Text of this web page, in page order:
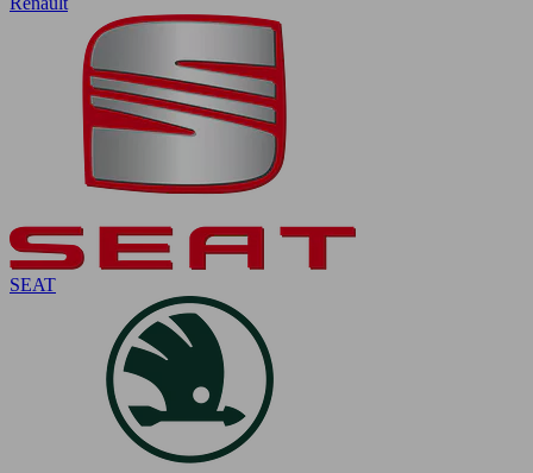
SEAT